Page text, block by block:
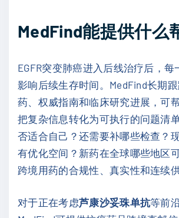
MedFind能提供什么
EGFR突变肺癌进入后线治疗后，
影响后续生存时间。MedFind长期
药、权威指南和临床研究进展，可
把复杂信息转化为可执行的问题清
否适合自己？还需要补哪些检查？
有优化空间？新药在全球哪些地区
跨境用药的合规性、真实性和连续
对于正在考虑芦康沙妥珠单抗等前